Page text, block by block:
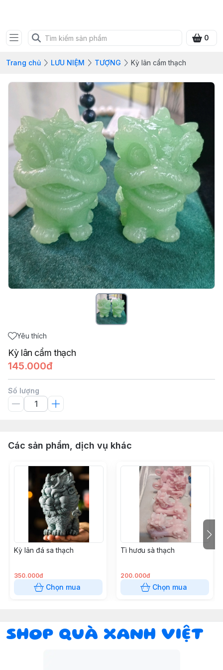
0
Trang chủ LƯU NIỆM TƯỢNG Kỳ lân cẩm thạch
Yêu thích
Kỳ lân cẩm thạch
145.000đ
Số lượng
Các sản phẩm, dịch vụ khác
Kỳ lân đá sa thạch
350.000đ
Chọn mua
Tì hươu sà thạch
200.000đ
Chọn mua
SHOP QUÀ XANH VIỆT